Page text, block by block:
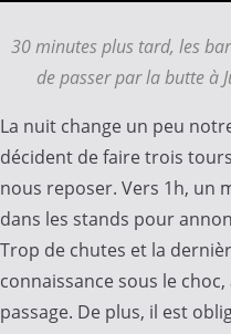
30 minutes plus tard, les
de passer par la butte à
La nuit change un peu
décident de faire trois
nous reposer. Vers 1h, un
dans les stands pour
Trop de chutes et la
connaissance sous le
passage. De plus, il est